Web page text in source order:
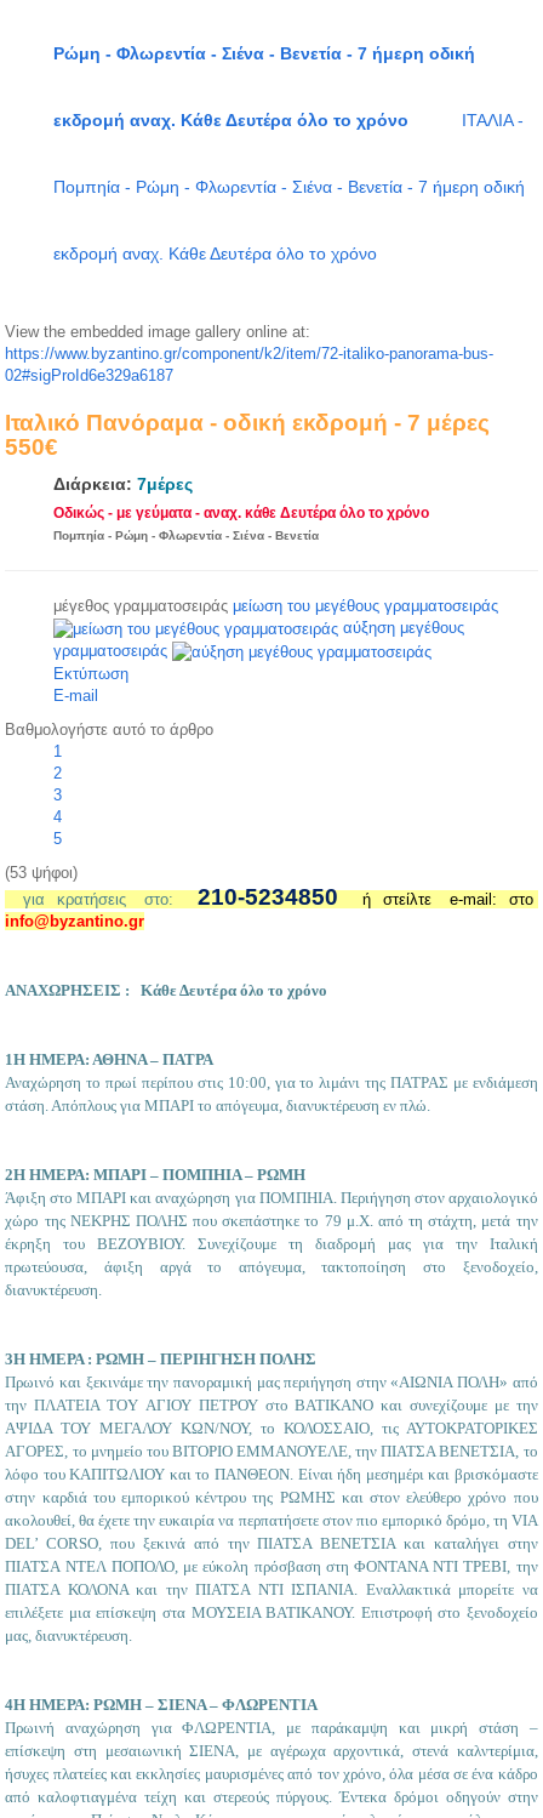
Ρώμη - Φλωρεντία - Σιένα - Βενετία - 7 ήμερη οδική
εκδρομή αναχ. Κάθε Δευτέρα όλο το χρόνο ΙΤΑΛΙΑ -
Πομπηία - Ρώμη - Φλωρεντία - Σιένα - Βενετία - 7 ήμερη οδική
εκδρομή αναχ. Κάθε Δευτέρα όλο το χρόνο
View the embedded image gallery online at:
https://www.byzantino.gr/component/k2/item/72-italiko-panorama-bus-
02#sigProId6e329a6187
Ιταλικό Πανόραμα - οδική εκδρομή - 7 μέρες
550€
Διάρκεια: 7μέρες
Οδικώς - με γεύματα - αναχ. κάθε Δευτέρα όλο το χρόνο
Πομπηία - Ρώμη - Φλωρεντία - Σιένα - Βενετία
μέγεθος γραμματοσειράς μείωση του μεγέθους γραμματοσειράς
αύξηση μεγέθους
γραμματοσειράς
Εκτύπωση
E-mail
Βαθμολογήστε αυτό το άρθρο
1
2
3
4
5
(53 ψήφοι)
για κρατήσεις στο:
210-5234850 ή στείλτε e-mail: στο
info@byzantino.gr
ΑΝΑΧΩΡΗΣΕΙΣ : Κάθε Δευτέρα όλο το χρόνο
1Η ΗΜΕΡΑ: ΑΘΗΝΑ – ΠΑΤΡΑ
Αναχώρηση το πρωί περίπου στις 10:00, για το λιμάνι της ΠΑΤΡΑΣ με ενδιάμεση
στάση. Απόπλους για ΜΠΑΡΙ το απόγευμα, διανυκτέρευση εν πλώ.
2Η ΗΜΕΡΑ: ΜΠΑΡΙ – ΠΟΜΠΗΙΑ – ΡΩΜΗ
Άφιξη στο ΜΠΑΡΙ και αναχώρηση για ΠΟΜΠΗΙΑ. Περιήγηση στον αρχαιολογικό
χώρο της ΝΕΚΡΗΣ ΠΟΛΗΣ που σκεπάστηκε το 79 μ.Χ. από τη στάχτη, μετά την
έκρηξη του ΒΕΖΟΥΒΙΟΥ. Συνεχίζουμε τη διαδρομή μας για την Ιταλική
πρωτεύουσα, άφιξη αργά το απόγευμα, τακτοποίηση στο ξενοδοχείο,
διανυκτέρευση.
3Η ΗΜΕΡΑ : ΡΩΜΗ – ΠΕΡΙΗΓΗΣΗ ΠΟΛΗΣ
Πρωινό και ξεκινάμε την πανοραμική μας περιήγηση στην «ΑΙΩΝΙΑ ΠΟΛΗ» από
την ΠΛΑΤΕΙΑ TOY ΑΓΙΟΥ ΠΕΤΡΟΥ στο ΒΑΤΙΚΑΝΟ και συνεχίζουμε με την
ΑΨΙΔΑ ΤΟΥ ΜΕΓΑΛΟΥ ΚΩΝ/ΝΟΥ, το ΚΟΛΟΣΣΑΙΟ, τις ΑΥΤΟΚΡΑΤΟΡΙΚΕΣ
ΑΓΟΡΕΣ, το μνημείο του ΒΙΤΟΡΙΟ ΕΜΜΑΝΟΥΕΛΕ, την ΠΙΑΤΣΑ ΒΕΝΕΤΣΙΑ, το
λόφο του ΚΑΠΙΤΩΛΙΟΥ και το ΠΑΝΘΕΟΝ. Είναι ήδη μεσημέρι και βρισκόμαστε
στην καρδιά του εμπορικού κέντρου της ΡΩΜΗΣ και στον ελεύθερο χρόνο που
ακολουθεί, θα έχετε την ευκαιρία να περπατήσετε στον πιο εμπορικό δρόμο, τη VIA
DEL’ CORSO, που ξεκινά από την ΠΙΑΤΣΑ ΒΕΝΕΤΣΙΑ και καταλήγει στην
ΠΙΑΤΣΑ ΝΤΕΛ ΠΟΠΟΛΟ, με εύκολη πρόσβαση στη ΦΟΝΤΑΝΑ ΝΤΙ ΤΡΕΒΙ, την
ΠΙΑΤΣΑ ΚΟΛΟΝΑ και την ΠΙΑΤΣΑ ΝΤΙ ΙΣΠΑΝΙΑ. Εναλλακτικά μπορείτε να
επιλέξετε μια επίσκεψη στα ΜΟΥΣΕΙΑ ΒΑΤΙΚΑΝΟΥ. Επιστροφή στο ξενοδοχείο
μας, διανυκτέρευση.
4Η ΗΜΕΡΑ: ΡΩΜΗ – ΣΙΕΝΑ – ΦΛΩΡΕΝΤΙΑ
Πρωινή αναχώρηση για ΦΛΩΡΕΝΤΙΑ, με παράκαμψη και μικρή στάση –
επίσκεψη στη μεσαιωνική ΣΙΕΝΑ, με αγέρωχα αρχοντικά, στενά καλντερίμια,
ήσυχες πλατείες και εκκλησίες μαυρισμένες από τον χρόνο, όλα μέσα σε ένα κάδρο
από καλοφτιαγμένα τείχη και στερεούς πύργους. Έντεκα δρόμοι οδηγούν στην